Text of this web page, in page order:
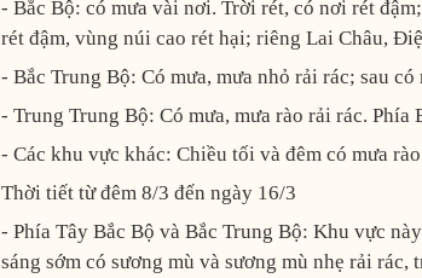
- Bắc Bộ: có mưa vài nơi. Trời rét, có nơi rét
rét đậm, vùng núi cao rét hại; riêng Lai Châu,
- Bắc Trung Bộ: Có mưa, mưa nhỏ rải rác; sau
- Trung Trung Bộ: Có mưa, mưa rào rải rác. Phía
- Các khu vực khác: Chiều tối và đêm có mưa
Thời tiết từ đêm 8/3 đến ngày 16/3
- Phía Tây Bắc Bộ và Bắc Trung Bộ: Khu vực
sáng sớm có sương mù và sương mù nhẹ rải rác,